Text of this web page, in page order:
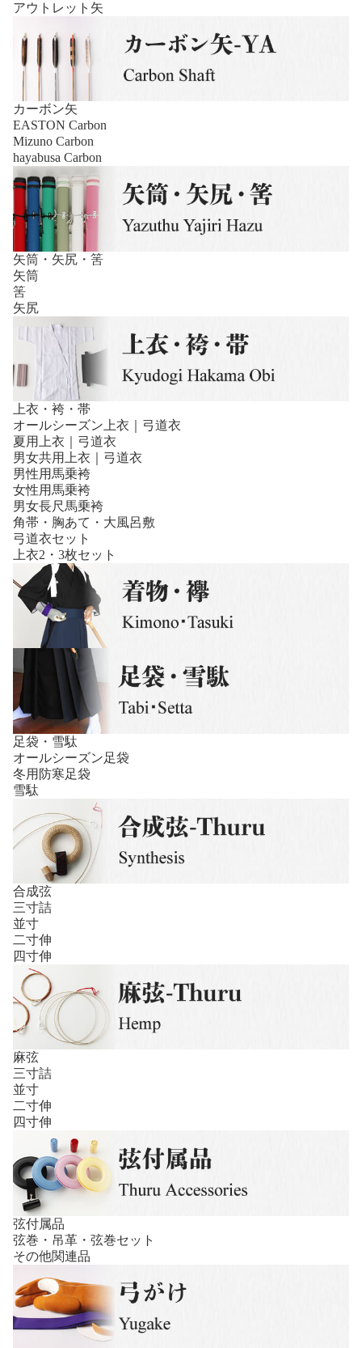
アウトレット矢
カーボン矢
EASTON Carbon
Mizuno Carbon
hayabusa Carbon
矢筒・矢尻・筈
矢筒
筈
矢尻
上衣・袴・帯
オールシーズン上衣｜弓道衣
夏用上衣｜弓道衣
男女共用上衣｜弓道衣
男性用馬乗袴
女性用馬乗袴
男女長尺馬乗袴
角帯・胸あて・大風呂敷
弓道衣セット
上衣2・3枚セット
足袋・雪駄
オールシーズン足袋
冬用防寒足袋
雪駄
合成弦
三寸詰
並寸
二寸伸
四寸伸
麻弦
三寸詰
並寸
二寸伸
四寸伸
弦付属品
弦巻・吊革・弦巻セット
その他関連品